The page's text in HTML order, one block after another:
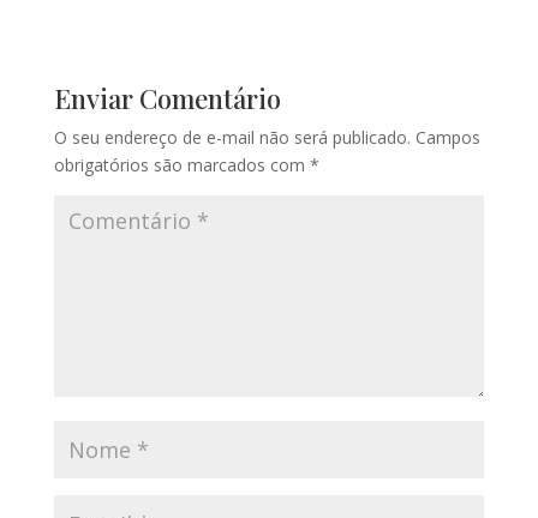
Enviar Comentário
O seu endereço de e-mail não será publicado. Campos
obrigatórios são marcados com *